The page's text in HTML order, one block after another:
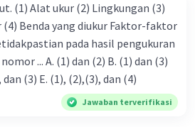
(1) Alat ukur (2) Lingkungan (3)
Benda yang diukur Faktor-faktor
pada hasil pengukuran
B. (1) dan (3)
C. (1) dan (4) D. (1), (2), dan (3) E. (1), (2),(3), dan (4)
Jawaban terverifikasi